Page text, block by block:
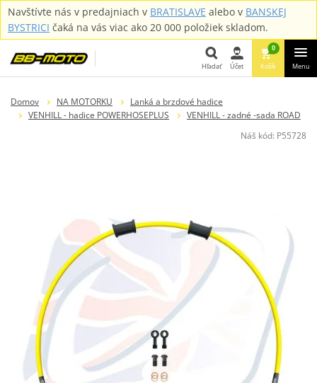
Navštívte nás v predajniach v BRATISLAVE alebo v BANSKEJ
BYSTRICI čaká na vás viac ako 20 000 položiek skladom.
Hľadať Účet
0
Košík Menu
Domov NA MOTORKU
Lanká a brzdové hadice
VENHILL - hadice POWERHOSEPLUS
VENHILL - zadné -sada ROAD
Náš kód: P55728